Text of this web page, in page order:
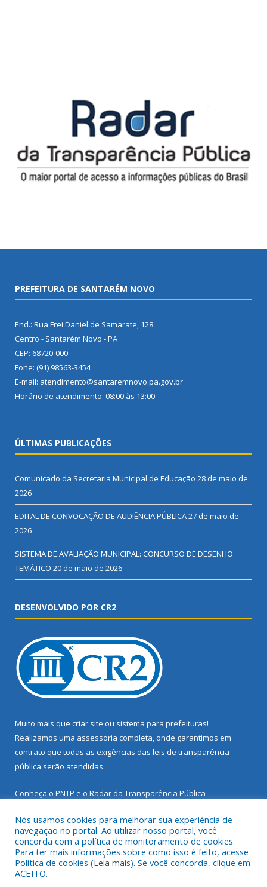
PREFEITURA DE SANTARÉM NOVO
End.: Rua Frei Daniel de Samarate, 128
Centro - Santarém Novo - PA
CEP: 68720-000
Fone: (91) 98563-3454
E-mail: atendimento@santaremnovo.pa.gov.br
Horário de atendimento: 08:00 às 13:00
ÚLTIMAS PUBLICAÇÕES
Comunicado da Secretaria Municipal de Educação 28 de maio de
2026
EDITAL DE CONVOCAÇÃO DE AUDIÊNCIA PÚBLICA27 de maio de
2026
SISTEMA DE AVALIAÇÃO MUNICIPAL: CONCURSO DE DESENHO
TEMÁTICO 20 de maio de 2026
DESENVOLVIDO POR CR2
Muito mais que criar site ou sistema para prefeituras!
Realizamos uma assessoria completa, onde garantimos em
contrato que todas as exigências das leis de transparência
pública serão atendidas.
Conheça o PNTP e o Radar da Transparência Pública
Todos os direitos reservados a Prefeitura Municipal de Santarém
Novo.
Nós usamos cookies para melhorar sua experiência de
navegação no portal. Ao utilizar nosso portal, você
concorda com a política de monitoramento de cookies.
Para ter mais informações sobre como isso é feito, acesse
Política de cookies (Leia mais). Se você concorda, clique em
ACEITO.